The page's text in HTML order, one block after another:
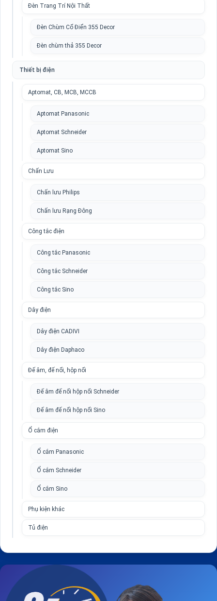
Đèn Trang Trí Nội Thất
Đèn Chùm Cổ Điển 355 Decor
Đèn chùm thả 355 Decor
Thiết bị điện
Aptomat, CB, MCB, MCCB
Aptomat Panasonic
Aptomat Schneider
Aptomat Sino
Chấn Lưu
Chấn lưu Philips
Chấn lưu Rạng Đông
Công tắc điện
Công tắc Panasonic
Công tắc Schneider
Công tắc Sino
Dây điện
Dây điện CADIVI
Dây điện Daphaco
Đế âm, đế nổi, hộp nổi
Đế âm đế nổi hộp nổi Schneider
Đế âm đế nổi hộp nổi Sino
Ổ cắm điện
Ổ cắm Panasonic
Ổ cắm Schneider
Ổ cắm Sino
Phụ kiện khác
Tủ điện